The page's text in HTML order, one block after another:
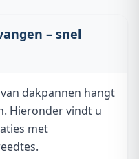
– snel
dakpannen hangt
Hieronder vindt u
met